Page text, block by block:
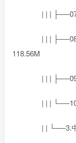
| | | ├──07.
| | | ├──08.
118.56M
| | | ├──09.
| | | └──10.
| | └──3.中